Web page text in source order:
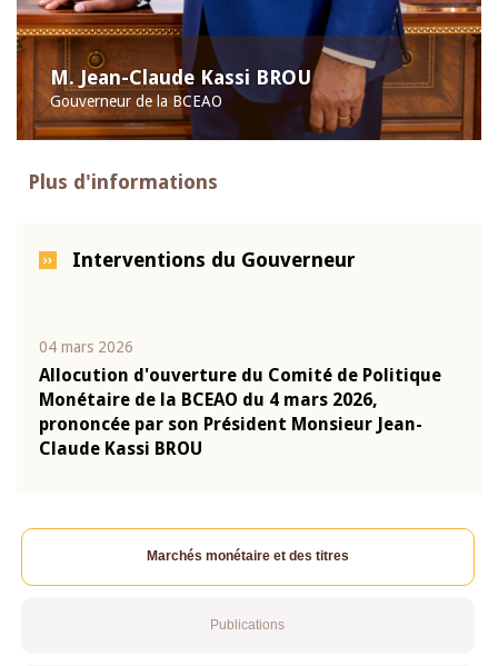
M. Jean-Claude Kassi BROU
Gouverneur de la BCEAO
Plus d'informations
Interventions du Gouverneur
04 mars 2026
Allocution d'ouverture du Comité de Politique
Monétaire de la BCEAO du 4 mars 2026,
prononcée par son Président Monsieur Jean-
Claude Kassi BROU
Marchés monétaire et des titres
Publications